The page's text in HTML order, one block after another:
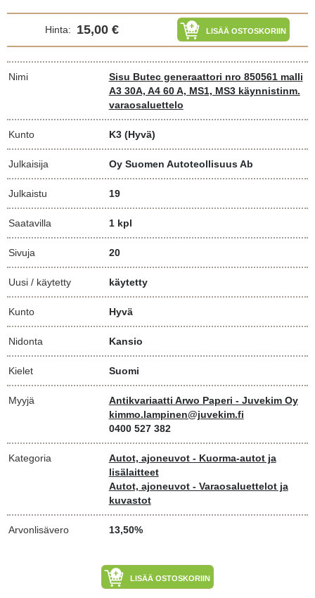
Hinta: 15,00 € LISÄÄ OSTOSKORIIN
Nimi
Sisu Butec generaattori nro 850561 malli
A3 30A, A4 60 A, MS1, MS3 käynnistinm.
varaosaluettelo
Kunto K3 (Hyvä)
Julkaisija Oy Suomen Autoteollisuus Ab
Julkaistu 19
Saatavilla 1 kpl
Sivuja 20
Uusi / käytetty käytetty
Kunto Hyvä
Nidonta Kansio
Kielet Suomi
Myyjä
Antikvariaatti Arwo Paperi - Juvekim Oy
kimmo.lampinen@juvekim.fi
0400 527 382
Kategoria
Autot, ajoneuvot - Kuorma-autot ja
lisälaitteet
Autot, ajoneuvot - Varaosaluettelot ja
kuvastot
Arvonlisävero 13,50%
LISÄÄ OSTOSKORIIN